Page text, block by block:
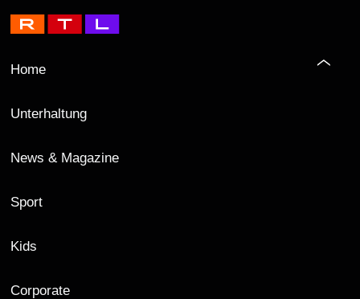
Home
Unterhaltung
News & Magazine
Sport
Kids
Corporate